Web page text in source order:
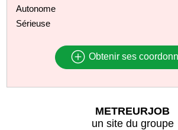
Autonome
Sérieuse
Obtenir ses
METREURJOB
un site du groupe